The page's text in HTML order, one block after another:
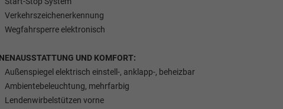
Verkehrszeichenerkennung
Wegfahrsperre elektronisch
UND KOMFORT:
Außenspiegel elektrisch einstell-, anklapp-, beheizbar
Ambientebeleuchtung, mehrfarbig
Lendenwirbelstützen vorne